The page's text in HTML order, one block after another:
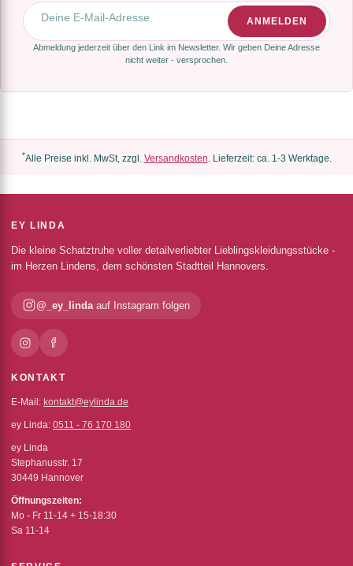
E-Mail-Adresse
ANMELDEN
Abmeldung jederzeit über den Link im Newsletter. Wir geben Deine Adresse
nicht weiter - versprochen.
*Alle Preise inkl. MwSt, zzgl. Versandkosten . Lieferzeit: ca. 1-3 Werktage.
EY LINDA
Die kleine Schatztruhe voller detailverliebter Lieblingskleidungsstücke -
im Herzen Lindens, dem schönsten Stadtteil Hannovers.
@_ey_linda auf Instagram folgen
KONTAKT
E-Mail: kontakt@eylinda.de
ey Linda: 0511 - 76 170 180
ey Linda
Stephanusstr. 17
30449 Hannover
Öffnungszeiten:
Mo - Fr 11-14 + 15-18:30
Sa 11-14